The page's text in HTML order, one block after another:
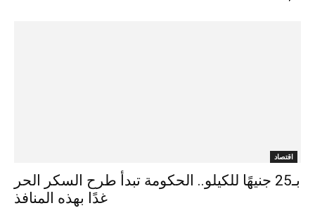
اقتصاد
بـ25 جنيهًا للكيلو.. الحكومة تبدأ طرح السكر الحر
غدًا بهذه المنافذ